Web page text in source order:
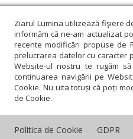
Ziarul Lumina utilizează fişiere
informăm că ne-am actualizat
recente modificări propuse de
prelucrarea datelor cu caracter
Website-ul nostru te rugăm
continuarea navigării pe
Cookie. Nu uita totuși că poți
de Cookie.
Politica de Cookie GDPR
religioasă
Mesaje și cuvântări An
Teologie
religioasă › Mesaje și cuvântări